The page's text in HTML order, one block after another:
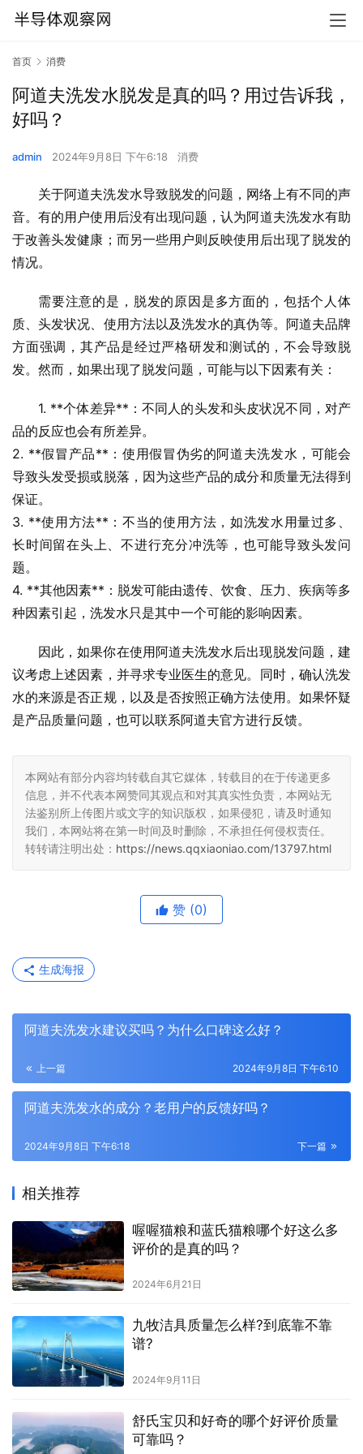
首页 消费
阿道夫洗发水脱发是真的吗？用过告诉我，
好吗？
admin 2024年9月8日 下午6:18 消费
关于阿道夫洗发水导致脱发的问题，网络上有不同的声
音。有的用户使用后没有出现问题，认为阿道夫洗发水有助
于改善头发健康；而另一些用户则反映使用后出现了脱发的
情况。
需要注意的是，脱发的原因是多方面的，包括个人体
质、头发状况、使用方法以及洗发水的真伪等。阿道夫品牌
方面强调，其产品是经过严格研发和测试的，不会导致脱
发。然而，如果出现了脱发问题，可能与以下因素有关：
1. **个体差异**：不同人的头发和头皮状况不同，对产
品的反应也会有所差异。
2. **假冒产品**：使用假冒伪劣的阿道夫洗发水，可能会
导致头发受损或脱落，因为这些产品的成分和质量无法得到
保证。
3. **使用方法**：不当的使用方法，如洗发水用量过多、
长时间留在头上、不进行充分冲洗等，也可能导致头发问
题。
4. **其他因素**：脱发可能由遗传、饮食、压力、疾病等多
种因素引起，洗发水只是其中一个可能的影响因素。
因此，如果你在使用阿道夫洗发水后出现脱发问题，建
议考虑上述因素，并寻求专业医生的意见。同时，确认洗发
水的来源是否正规，以及是否按照正确方法使用。如果怀疑
是产品质量问题，也可以联系阿道夫官方进行反馈。
本网站有部分内容均转载自其它媒体，转载目的在于传递更多
信息，并不代表本网赞同其观点和对其真实性负责，本网站无
法鉴别所上传图片或文字的知识版权，如果侵犯，请及时通知
我们，本网站将在第一时间及时删除，不承担任何侵权责任。
转转请注明出处： https://news.qqxiaoniao.com/13797.html
赞 (0)
生成海报
阿道夫洗发水建议买吗？为什么口碑这么好？
上一篇 2024年9月8日 下午6:10
阿道夫洗发水的成分？老用户的反馈好吗？
下一篇
2024年9月8日 下午6:18
相关推荐
喔喔猫粮和蓝氏猫粮哪个好这么多
评价的是真的吗？
2024年6月21日
九牧洁具质量怎么样?到底靠不靠
谱?
2024年9月11日
舒氏宝贝和好奇的哪个好评价质量
可靠吗？